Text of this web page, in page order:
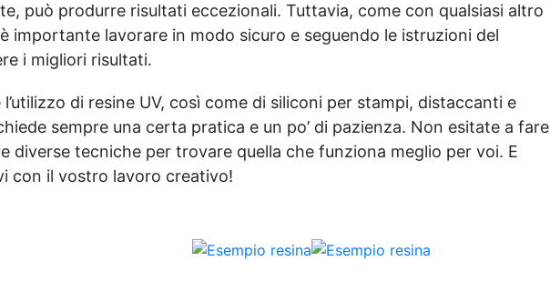
può produrre risultati eccezionali. Tuttavia, come con qualsiasi altro
importante lavorare in modo sicuro e seguendo le istruzioni del
i migliori risultati.
di resine UV, così come di siliconi per stampi, distaccanti e
sempre una certa pratica e un po’ di pazienza. Non esitate a fare
diverse tecniche per trovare quella che funziona meglio per voi. E
con il vostro lavoro creativo!